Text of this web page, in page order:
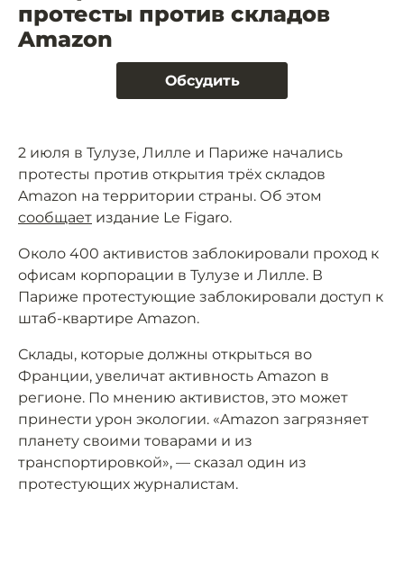
протесты против складов
Amazon
Обсудить
2 июля в Тулузе, Лилле и Париже начались
протесты против открытия трёх складов
Amazon на территории страны. Об этом
сообщает издание Le Figaro.
Около 400 активистов заблокировали проход к
офисам корпорации в Тулузе и Лилле. В
Париже протестующие заблокировали доступ к
штаб-квартире Amazon.
Склады, которые должны открыться во
Франции, увеличат активность Amazon в
регионе. По мнению активистов, это может
принести урон экологии. «Amazon загрязняет
планету своими товарами и из
транспортировкой», — сказал один из
протестующих журналистам.